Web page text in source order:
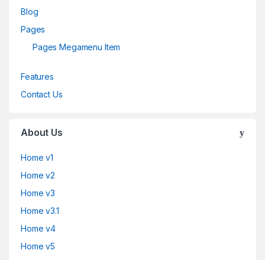
Blog
Pages
Pages Megamenu Item
Features
Contact Us
About Us
Home v1
Home v2
Home v3
Home v3.1
Home v4
Home v5